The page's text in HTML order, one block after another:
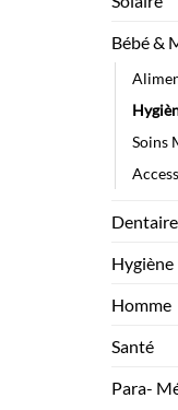
Bébé &
Soins
Dentaire
Hygiène
Homme
Santé
Para-